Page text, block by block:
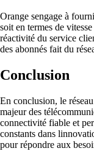
Orange sengage à
soit en termes de
réactivité du service
des abonnés fait du
Conclusion
En conclusion, le
majeur des
connectivité fiable et
constants dans
pour répondre aux